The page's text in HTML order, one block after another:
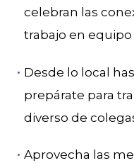
celebran las
trabajo en equipo
Desde lo local
prepárate para
diverso de
Aprovecha las